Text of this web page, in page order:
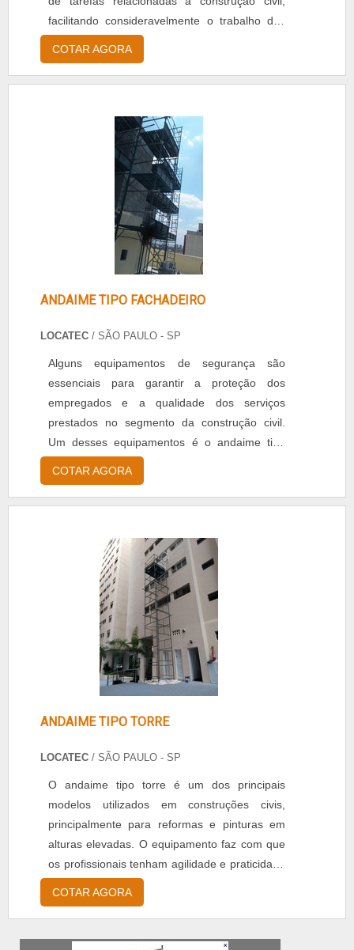
facilitando consideravelmente o trabalho dos
operários. Modelos disponíveis no mercado
Cadeirinha mecânica: composta de freio
manutenção, Leve Elétrico Angular em 45º:
indicado para trabalh...
COTAR AGORA
ANDAIME TIPO FACHADEIRO
LOCATEC / SÃO PAULO - SP
Alguns equipamentos de segurança são
essenciais para garantir a proteção dos
empregados e a qualidade dos serviços
prestados no segmento da construção civil.
Um desses equipamentos é o andaime tipo
fachadeiro, que permite a circulação livre dos
operários em vários níveis de altura.
serviços de alvenarias e acabamentos em
fachadas de edifícios. Dentre as van...
COTAR AGORA
ANDAIME TIPO TORRE
LOCATEC / SÃO PAULO - SP
O andaime tipo torre é um dos principais
modelos utilizados em construções civis,
principalmente para reformas e pinturas em
alturas elevadas. O equipamento faz com que
os profissionais tenham agilidade e praticidade
ao executar seus serviços. Funcionalidade do
produto O material é montado de forma que o
níveis mais altos. Seu sistema de montagem e
COTAR AGORA